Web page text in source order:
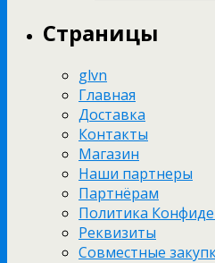
Страницы
glvn
Главная
Доставка
Контакты
Магазин
Наши партнеры
Партнёрам
Политика
Реквизиты
Совместные